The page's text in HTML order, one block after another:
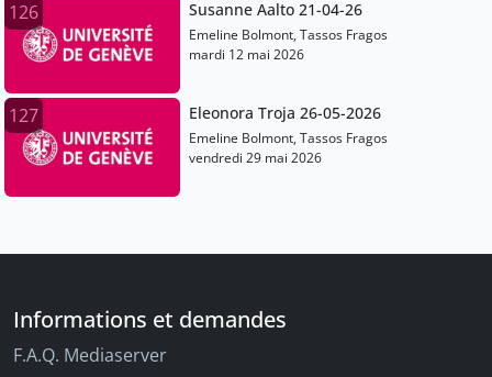
126 Susanne Aalto 21-04-26
Emeline Bolmont, Tassos Fragos
mardi 12 mai 2026
127 Eleonora Troja 26-05-2026
Emeline Bolmont, Tassos Fragos
vendredi 29 mai 2026
Informations et demandes
F.A.Q. Mediaserver